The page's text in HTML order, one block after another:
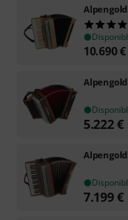
Alpengold
10.690€
Alpengold
5.222€
Alpengold
7.199€